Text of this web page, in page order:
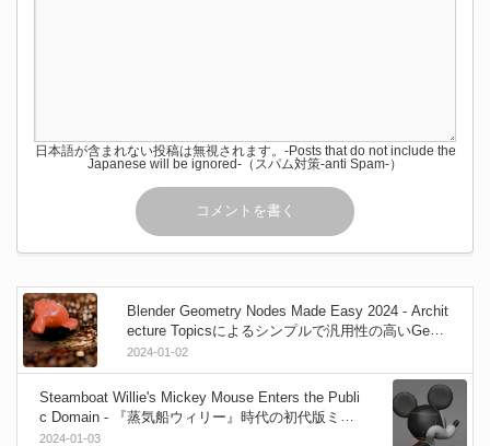
日本語が含まれない投稿は無視されます。-Posts that do not include the
Japanese will be ignored-（スパム対策-anti Spam-）
Blender Geometry Nodes Made Easy 2024 - Archit
ecture Topicsによるシンプルで汎用性の高いGeom
etry Nodesエフェクト構築チュートリアル動画！
2024-01-02
Steamboat Willie's Mickey Mouse Enters the Publi
c Domain - 『蒸気船ウィリー』時代の初代版ミッ
キーマウスの著作権が切れパブリック・ドメイン
2024-01-03